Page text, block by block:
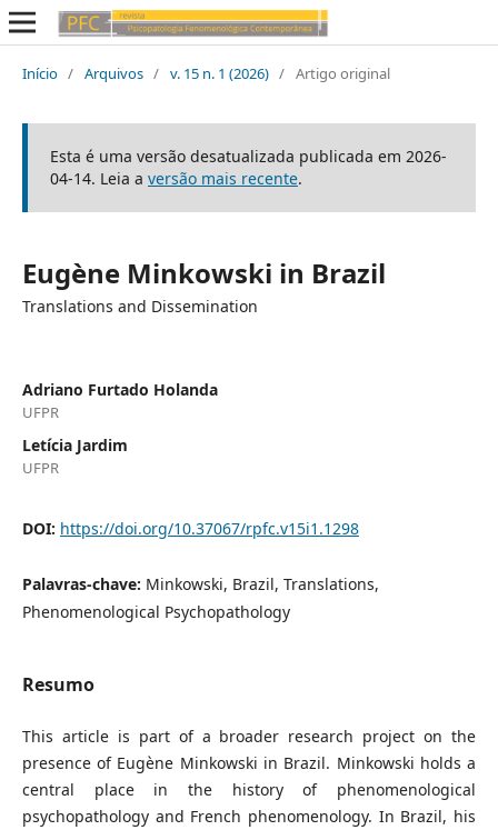
Início / Arquivos / v. 15 n. 1 (2026) / Artigo original
Esta é uma versão desatualizada publicada em 2026-
04-14. Leia a versão mais recente.
Eugène Minkowski in Brazil
Translations and Dissemination
Adriano Furtado Holanda
UFPR
Letícia Jardim
UFPR
DOI: https://doi.org/10.37067/rpfc.v15i1.1298
Palavras-chave: Minkowski, Brazil, Translations,
Phenomenological Psychopathology
Resumo
This article is part of a broader research project on the
presence of Eugène Minkowski in Brazil. Minkowski holds a
central place in the history of phenomenological
psychopathology and French phenomenology. In Brazil, his